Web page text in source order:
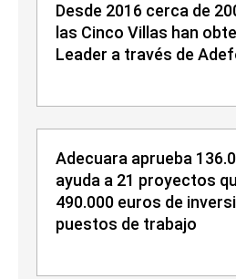
Desde 2016 cerca de
las Cinco Villas han
Leader a través de
Adecuara aprueba
ayuda a 21 proyectos
490.000 euros de
puestos de trabajo